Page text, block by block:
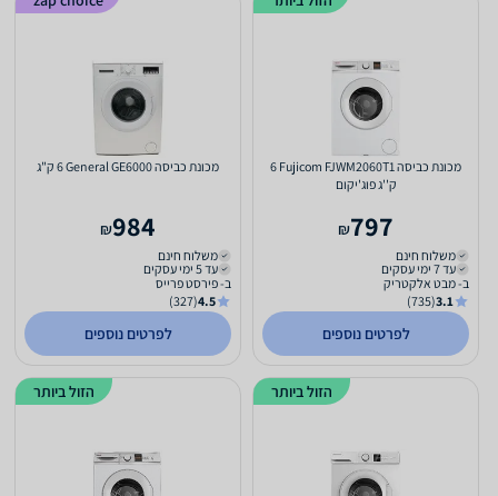
מכונת כביסה Fujicom FJWM2060T1 ‏6
‏ק''ג פוג'יקום
797
₪
משלוח חינם
עד 7 ימי עסקים
ב- מבט אלקטריק
3.1
(735)
לפרטים נוספים
מכונת כביסה General GE6000 ‏6 ‏ק"ג
984
₪
משלוח חינם
עד 5 ימי עסקים
ב- פירסט פרייס
4.5
(327)
לפרטים נוספים
הזול ביותר הזול ביותר